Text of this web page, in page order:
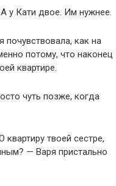
у Кати двое. Им нужнее.
как на
потому, что наконец
квартире.
чуть позже, когда
твоей сестре,
— Варя пристально